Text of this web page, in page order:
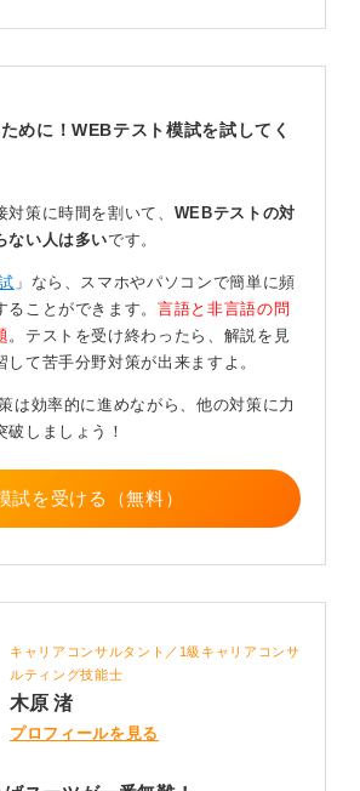
NG！ ジーンズやスニーカーは控え
る場合も、ジーンズやスニーカーでは
、ニットなどの綺麗めなトップスに、
スラックスや膝丈のスカートなどを合
。友達と出掛けるときのようなカジュ
めに！WEBテスト模試を試してく
策に時間を割いて、 WEBテストの対
ない人は多いです。
」なら、スマホやパソコンで簡単に頻
ることができます。言語と非言語の問
。テストを受け終わったら、解説を見
して苦手分野対策が出来ますよ。
は効率的に進めながら、他の対策に力
破しましょう！
試を受ける（無料）
キャリアコンサルタント／1級キャリアコンサ
ルティング技能士
木原 渚
プロフィールを見る